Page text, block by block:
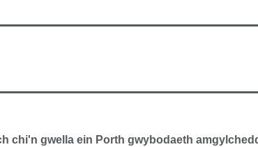
chi'n gwella ein Porth gwybodaeth